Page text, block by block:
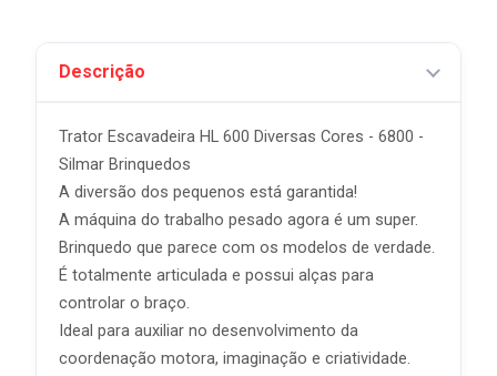
Descrição
Trator Escavadeira HL 600 Diversas Cores - 6800 -
Silmar Brinquedos
A diversão dos pequenos está garantida!
A máquina do trabalho pesado agora é um super.
Brinquedo que parece com os modelos de verdade.
É totalmente articulada e possui alças para
controlar o braço.
Ideal para auxiliar no desenvolvimento da
coordenação motora, imaginação e criatividade.